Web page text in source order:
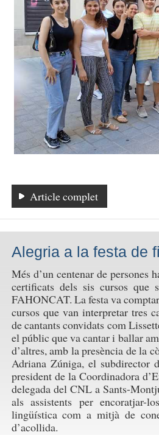
Article complet
Alegria a la festa de
Més d’un centenar de persones
certificats dels sis cursos que
FAHONCAT. La festa va
cursos que van interpretar tres
de cantants convidats com
el públic que va cantar i ballar
d’altres, amb la presència de la
Adriana Zúniga, el subdirector
president de la Coordinadora
delegada del CNL a Sants-
als assistents per
lingüística com a mitjà de
d’acollida.